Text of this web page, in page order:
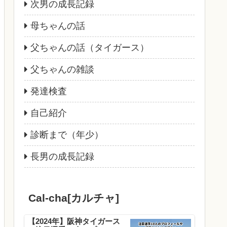
次男の成長記録
母ちゃんの話
父ちゃんの話（タイガース）
父ちゃんの雑談
発達検査
自己紹介
診断まで（年少）
長男の成長記録
Cal-cha[カルチャ]
【2024年】阪神タイガース